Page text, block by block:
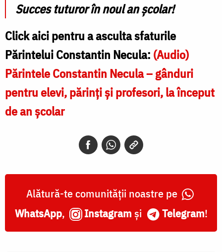
Succes tuturor în noul an școlar!
Click aici pentru a asculta sfaturile
Părintelui Constantin Necula: (Audio)
Părintele Constantin Necula – gânduri
pentru elevi, părinți și profesori, la început
de an școlar
Alătură-te comunității noastre pe
WhatsApp, Instagram și Telegram!